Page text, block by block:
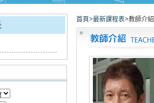
首頁>最新課程表>教師介紹